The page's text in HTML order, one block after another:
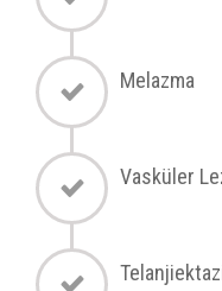
Melazma
Vasküler